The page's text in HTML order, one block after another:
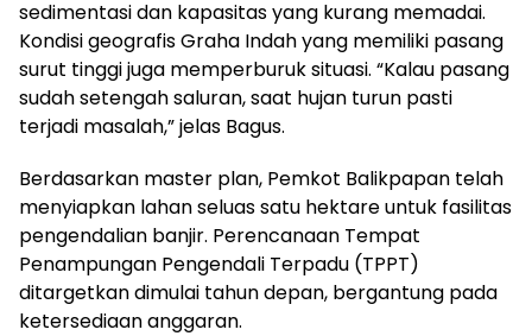
sedimentasi dan kapasitas yang kurang memadai.
Kondisi geografis Graha Indah yang memiliki pasang
surut tinggi juga memperburuk situasi. “Kalau pasang
sudah setengah saluran, saat hujan turun pasti
terjadi masalah,” jelas Bagus.
Berdasarkan master plan, Pemkot Balikpapan telah
menyiapkan lahan seluas satu hektare untuk fasilitas
pengendalian banjir. Perencanaan Tempat
Penampungan Pengendali Terpadu (TPPT)
ditargetkan dimulai tahun depan, bergantung pada
ketersediaan anggaran.